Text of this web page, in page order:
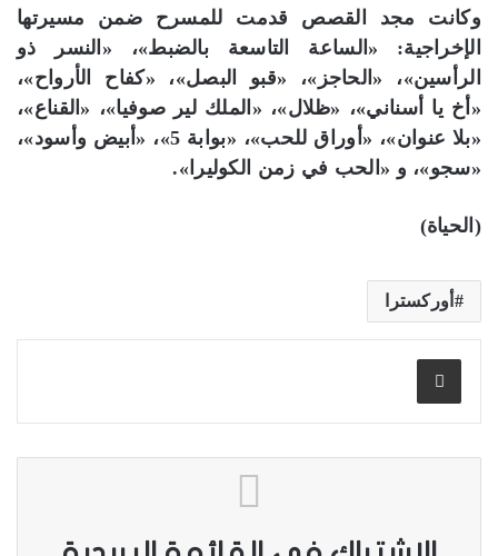
وكانت مجد القصص قدمت للمسرح ضمن مسيرتها
الإخراجية: «الساعة التاسعة بالضبط»، «النسر ذو
الرأسين»، «الحاجز»، «قبو البصل»، «كفاح الأرواح»،
«أخ يا أسناني»، «ظلال»، «الملك لير صوفيا»، «القناع»،
«بلا عنوان»، «أوراق للحب»، «بوابة 5»، «أبيض وأسود»،
«سجو»، و «الحب في زمن الكوليرا».
(الحياة)
أوركسترا